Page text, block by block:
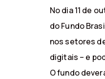
No dia 11 de
do Fundo
nos setores
digitais – e
O fundo